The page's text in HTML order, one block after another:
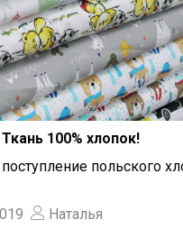
100% хлопок!
польского
Наталья